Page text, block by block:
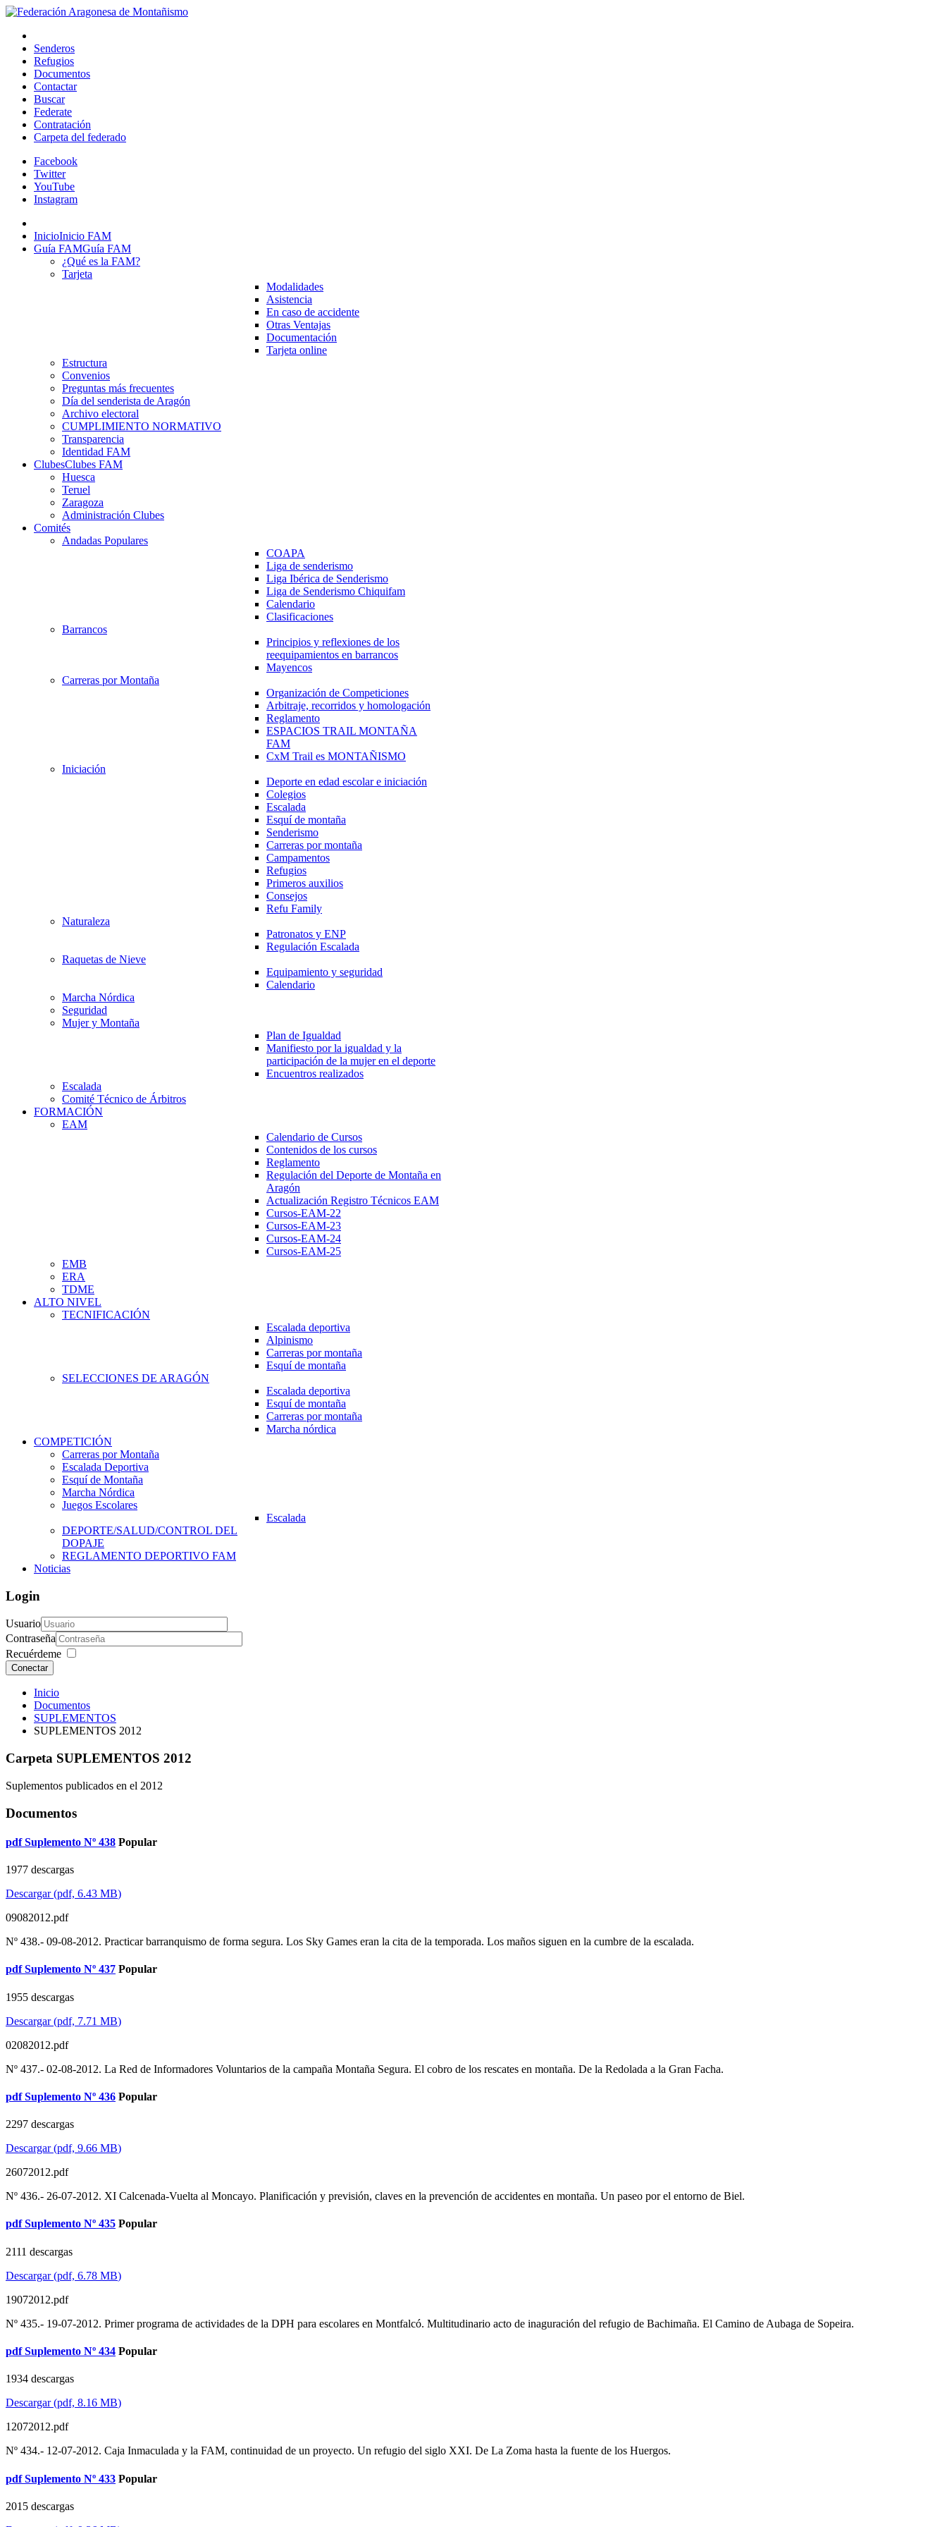
Senderos
Refugios
Documentos
Contactar
Buscar
Federate
Contratación
Carpeta del federado
Facebook
Twitter
YouTube
Instagram
InicioInicio FAM
Guía FAMGuía FAM
¿Qué es la FAM?
Tarjeta
Modalidades
Asistencia
En caso de accidente
Otras Ventajas
Documentación
Tarjeta online
Estructura
Convenios
Preguntas más frecuentes
Día del senderista de Aragón
Archivo electoral
CUMPLIMIENTO NORMATIVO
Transparencia
Identidad FAM
ClubesClubes FAM
Huesca
Teruel
Zaragoza
Administración Clubes
Comités
Andadas Populares
COAPA
Liga de senderismo
Liga Ibérica de Senderismo
Liga de Senderismo Chiquifam
Calendario
Clasificaciones
Barrancos
Principios y reflexiones de los
reequipamientos en barrancos
Mayencos
Carreras por Montaña
Organización de Competiciones
Arbitraje, recorridos y homologación
Reglamento
ESPACIOS TRAIL MONTAÑA
FAM
CxM Trail es MONTAÑISMO
Iniciación
Deporte en edad escolar e iniciación
Colegios
Escalada
Esquí de montaña
Senderismo
Carreras por montaña
Campamentos
Refugios
Primeros auxilios
Consejos
Refu Family
Naturaleza
Patronatos y ENP
Regulación Escalada
Raquetas de Nieve
Equipamiento y seguridad
Calendario
Marcha Nórdica
Seguridad
Mujer y Montaña
Plan de Igualdad
Manifiesto por la igualdad y la
participación de la mujer en el deporte
Encuentros realizados
Escalada
Comité Técnico de Árbitros
FORMACIÓN
EAM
Calendario de Cursos
Contenidos de los cursos
Reglamento
Regulación del Deporte de Montaña en
Aragón
Actualización Registro Técnicos EAM
Cursos-EAM-22
Cursos-EAM-23
Cursos-EAM-24
Cursos-EAM-25
EMB
ERA
TDME
ALTO NIVEL
TECNIFICACIÓN
Escalada deportiva
Alpinismo
Carreras por montaña
Esquí de montaña
SELECCIONES DE ARAGÓN
Escalada deportiva
Esquí de montaña
Carreras por montaña
Marcha nórdica
COMPETICIÓN
Carreras por Montaña
Escalada Deportiva
Esquí de Montaña
Marcha Nórdica
Juegos Escolares
Escalada
DEPORTE/SALUD/CONTROL DEL
DOPAJE
REGLAMENTO DEPORTIVO FAM
Noticias
Login
Usuario
Contraseña
Recuérdeme
Conectar
Inicio
Documentos
SUPLEMENTOS
SUPLEMENTOS 2012
Carpeta SUPLEMENTOS 2012
Suplementos publicados en el 2012
Documentos
pdf Suplemento Nº 438 Popular
1977 descargas
Descargar(pdf, 6.43 MB)
09082012.pdf
Nº 438.- 09-08-2012. Practicar barranquismo de forma segura. Los Sky Games eran la cita de la temporada. Los maños siguen en la cumbre de la escalada.
pdf Suplemento Nº 437 Popular
1955 descargas
Descargar(pdf, 7.71 MB)
02082012.pdf
Nº 437.- 02-08-2012. La Red de Informadores Voluntarios de la campaña Montaña Segura. El cobro de los rescates en montaña. De la Redolada a la Gran Facha.
pdf Suplemento Nº 436 Popular
2297 descargas
Descargar(pdf, 9.66 MB)
26072012.pdf
Nº 436.- 26-07-2012. XI Calcenada-Vuelta al Moncayo. Planificación y previsión, claves en la prevención de accidentes en montaña. Un paseo por el entorno de Biel.
pdf Suplemento Nº 435 Popular
2111 descargas
Descargar(pdf, 6.78 MB)
19072012.pdf
Nº 435.- 19-07-2012. Primer programa de actividades de la DPH para escolares en Montfalcó. Multitudinario acto de inaguración del refugio de Bachimaña. El Camino de Aubaga de Sopeira.
pdf Suplemento Nº 434 Popular
1934 descargas
Descargar(pdf, 8.16 MB)
12072012.pdf
Nº 434.- 12-07-2012. Caja Inmaculada y la FAM, continuidad de un proyecto. Un refugio del siglo XXI. De La Zoma hasta la fuente de los Huergos.
pdf Suplemento Nº 433 Popular
2015 descargas